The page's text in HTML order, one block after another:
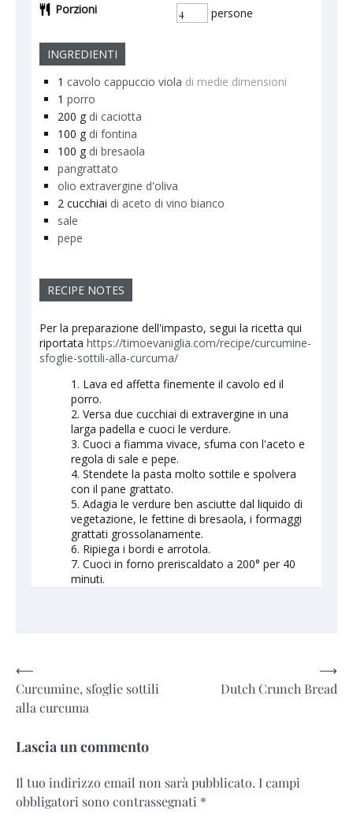
Porzioni persone
INGREDIENTI
1 cavolo cappuccio viola di medie dimensioni
1 porro
200 g di caciotta
100 g di fontina
100 g di bresaola
pangrattato
olio extravergine d'oliva
2 cucchiai di aceto di vino bianco
sale
pepe
RECIPE NOTES
Per la preparazione dell'impasto, segui la ricetta qui
riportata https://timoevaniglia.com/recipe/curcumine-
sfoglie-sottili-alla-curcuma/
Lava ed affetta finemente il cavolo ed il
porro.
Versa due cucchiai di extravergine in una
larga padella e cuoci le verdure.
Cuoci a fiamma vivace, sfuma con l'aceto e
regola di sale e pepe.
Stendete la pasta molto sottile e spolvera
con il pane grattato.
Adagia le verdure ben asciutte dal liquido di
vegetazione, le fettine di bresaola, i formaggi
grattati grossolanamente.
Ripiega i bordi e arrotola.
Cuoci in forno preriscaldato a 200° per 40
minuti.
Navigazione
articoli
⟵
Curcumine, sfoglie sottili
alla curcuma
Dutch Crunch Bread
⟶
Lascia un commento
Il tuo indirizzo email non sarà pubblicato. I campi
obbligatori sono contrassegnati *